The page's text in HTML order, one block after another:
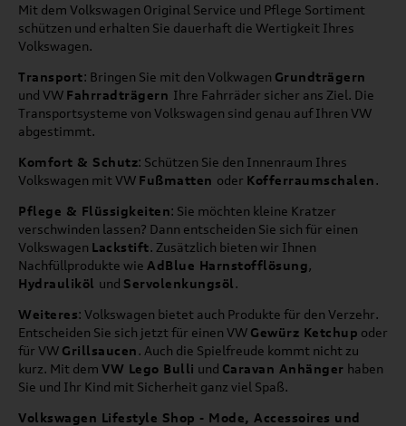
Mit dem Volkswagen Original Service und Pflege Sortiment
schützen und erhalten Sie dauerhaft die Wertigkeit Ihres
Volkswagen.
Transport: Bringen Sie mit den Volkwagen Grundträgern
und VW Fahrradträgern Ihre Fahrräder sicher ans Ziel. Die
Transportsysteme von Volkswagen sind genau auf Ihren VW
abgestimmt.
Komfort & Schutz: Schützen Sie den Innenraum Ihres
Volkswagen mit VW Fußmatten oder Kofferraumschalen.
Pflege & Flüssigkeiten: Sie möchten kleine Kratzer
verschwinden lassen? Dann entscheiden Sie sich für einen
Volkswagen Lackstift. Zusätzlich bieten wir Ihnen
Nachfüllprodukte wie AdBlue Harnstofflösung,
Hydrauliköl und Servolenkungsöl.
Weiteres: Volkswagen bietet auch Produkte für den Verzehr.
Entscheiden Sie sich jetzt für einen VW Gewürz Ketchup oder
für VW Grillsaucen. Auch die Spielfreude kommt nicht zu
kurz. Mit dem VW Lego Bulli und Caravan Anhänger haben
Sie und Ihr Kind mit Sicherheit ganz viel Spaß.
Volkswagen Lifestyle Shop - Mode, Accessoires und